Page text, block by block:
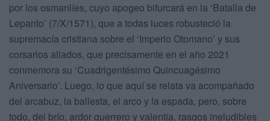
por los osmanlíes, cuyo apogeo bifurcará en la ‘Batalla de
Lepanto’ (7/X/1571), que a todas luces robusteció la
supremacía cristiana sobre el ‘Imperio Otomano’ y sus
corsarios aliados, que precisamente en el año 2021
conmemora su ‘Cuadrigentésimo Quincuagésimo
Aniversario’. Luego, lo que aquí se relata va acompañado
del arcabuz, la ballesta, el arco y la espada, pero, sobre
todo, del brío, ardor guerrero y valentía, rasgos ineludibles